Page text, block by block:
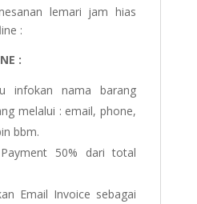
lemari jam hias
:
:
infokan nama barang
melalui : email, phone,
bbm.
50% dari total
Email Invoice sebagai